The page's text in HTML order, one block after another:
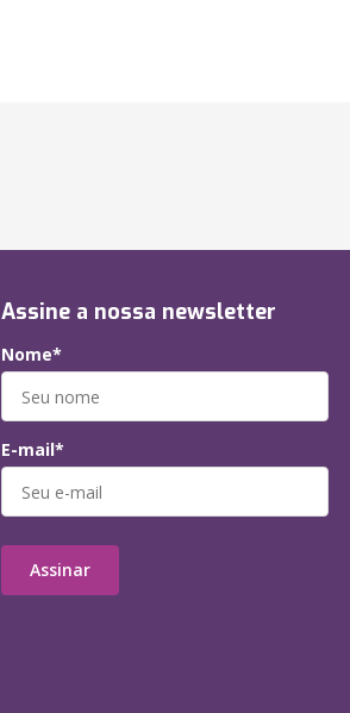
Assine a nossa newsletter
Nome*
E-mail*
Assinar